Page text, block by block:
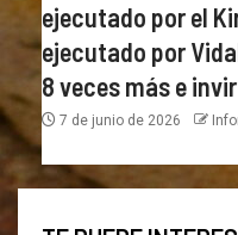
ejecutado por el
ejecutado por
8 veces más e
7 de junio de 2026